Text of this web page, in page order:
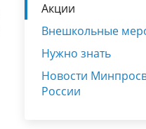
Акции
Внешкольные
Нужно знать
Новости
России